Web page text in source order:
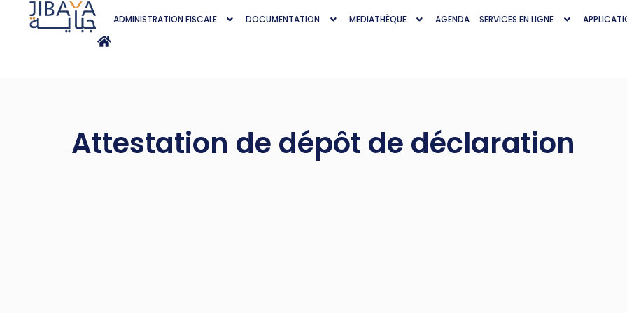
ADMINISTRATION FISCALE DOCUMENTATION MEDIATHÈQUE AGENDA SERVICES EN LIGNE
Attestation de dépôt de déclaration